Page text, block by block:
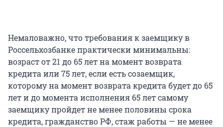
Немаловажно, что требования к заемщику в
Россельхозбанке практически минимальны:
возраст от 21 до 65 лет на момент возврата
кредита или 75 лет, если есть созаемщик,
которому на момент возврата кредита будет до 65
лет и до момента исполнения 65 лет самому
заемщику пройдет не менее половины срока
кредита, гражданство РФ, стаж работы — не менее